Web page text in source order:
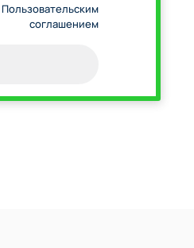
Пользовательским
соглашением